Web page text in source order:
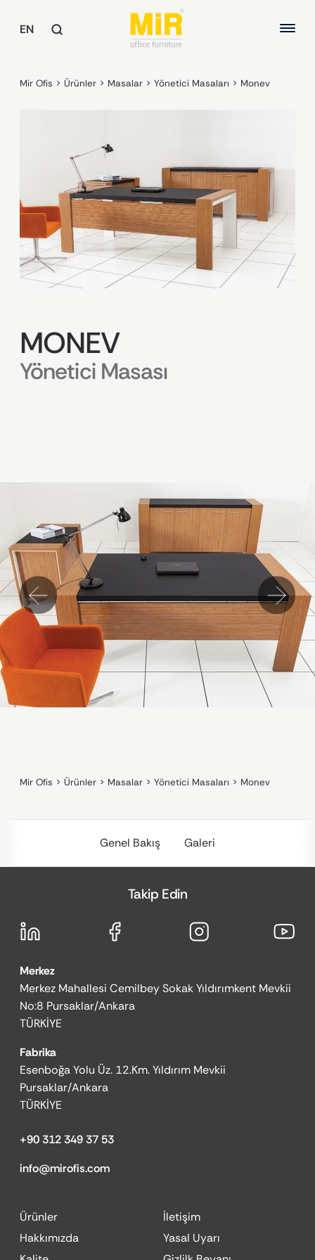
EN
Çalışma Masaları
Toplantı Masaları
Ortak Alan Masaları
OFİS KOLTUKLARI
Yönetici Koltukları
Çalışma Koltukları
Misafir ve Bekleme Koltukları
KOLTUKLAR / KANEPELER
SÜRDÜREBİLİRLİK
REFERANSLAR
Mir Ofis > Ürünler > Masalar > Yönetici Masaları > Monev
MONEV
Yönetici Masası
Genel Bakış Galeri
Mir Ofis > Ürünler > Masalar > Yönetici Masaları > Monev
Merkez
Merkez Mahallesi Cemilbey Sokak Yıldırımkent Mevkii
No:8 Pursaklar/Ankara
TÜRKİYE
Fabrika
Esenboğa Yolu Üz. 12.Km. Yıldırım Mevkii
Pursaklar/Ankara
TÜRKİYE
+90 312 349 37 53
info@mirofis.com
Ürünler
Hakkımızda
İletişim
Yasal Uyarı
Takip Edin